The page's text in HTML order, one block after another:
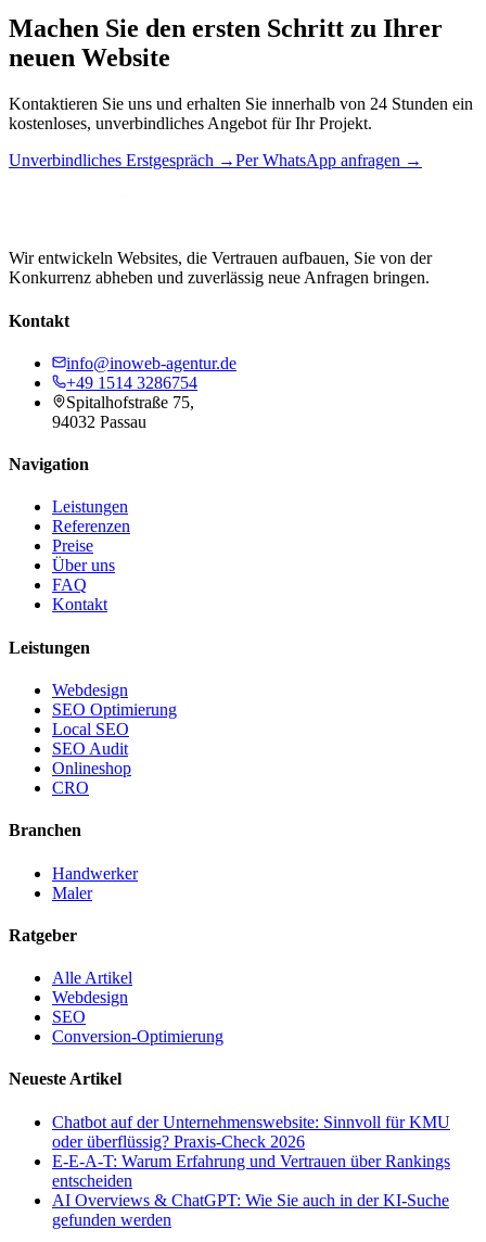
Machen Sie den ersten Schritt zu Ihrer
neuen Website
Kontaktieren Sie uns und erhalten Sie innerhalb von 24 Stunden ein
kostenloses, unverbindliches Angebot für Ihr Projekt.
Unverbindliches Erstgespräch →Per WhatsApp anfragen →
Wir entwickeln Websites, die Vertrauen aufbauen, Sie von der
Konkurrenz abheben und zuverlässig neue Anfragen bringen.
Kontakt
info@inoweb-agentur.de
+49 1514 3286754
Spitalhofstraße 75,
94032 Passau
Navigation
Leistungen
Referenzen
Preise
Über uns
FAQ
Kontakt
Leistungen
Webdesign
SEO Optimierung
Local SEO
SEO Audit
Onlineshop
CRO
Branchen
Handwerker
Maler
Ratgeber
Alle Artikel
Webdesign
SEO
Conversion-Optimierung
Neueste Artikel
Chatbot auf der Unternehmenswebsite: Sinnvoll für KMU
oder überflüssig? Praxis-Check 2026
E-E-A-T: Warum Erfahrung und Vertrauen über Rankings
entscheiden
AI Overviews & ChatGPT: Wie Sie auch in der KI-Suche
gefunden werden